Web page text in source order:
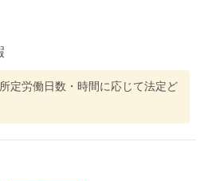
定労働日数・時間に応じて法定ど